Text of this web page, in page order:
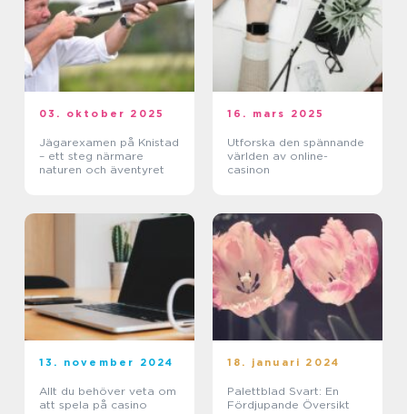
03. oktober 2025
Jägarexamen på Knistad
– ett steg närmare
naturen och äventyret
16. mars 2025
Utforska den spännande
världen av online-
casinon
13. november 2024
Allt du behöver veta om
att spela på casino
18. januari 2024
Palettblad Svart: En
Fördjupande Översikt